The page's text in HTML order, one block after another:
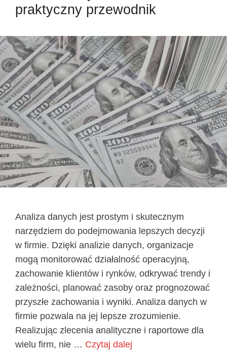
praktyczny przewodnik
Analiza danych jest prostym i skutecznym
narzędziem do podejmowania lepszych decyzji
w firmie. Dzięki analizie danych, organizacje
mogą monitorować działalność operacyjną,
zachowanie klientów i rynków, odkrywać trendy i
zależności, planować zasoby oraz prognozować
przyszłe zachowania i wyniki. Analiza danych w
firmie pozwala na jej lepsze zrozumienie.
Realizując zlecenia analityczne i raportowe dla
wielu firm, nie … Czytaj dalej